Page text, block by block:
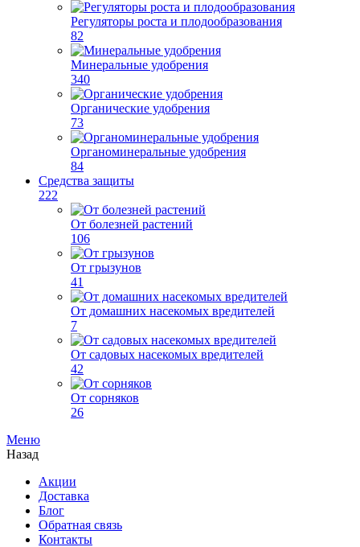
Регуляторы роста и плодообразования
82
Минеральные удобрения
340
Органические удобрения
73
Органоминеральные удобрения
84
Средства защиты
222
От болезней растений
106
От грызунов
41
От домашних насекомых вредителей
7
От садовых насекомых вредителей
42
От сорняков
26
Меню
Назад
Акции
Доставка
Блог
Обратная связь
Контакты